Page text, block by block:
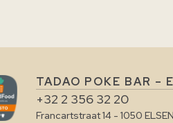
TADAO POKE BAR –
+32 2 356 32 20
Francartstraat 14 - 1050